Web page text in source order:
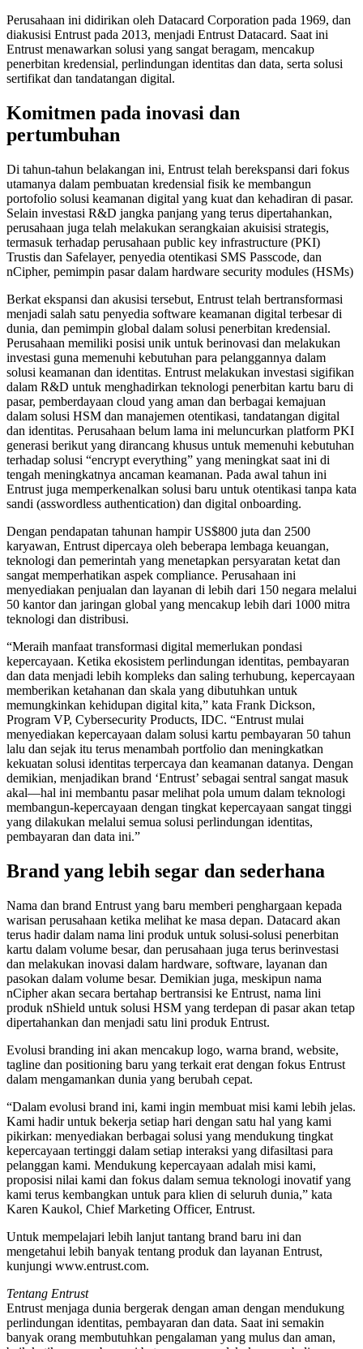
Perusahaan ini didirikan oleh Datacard Corporation pada 1969, dan
diakusisi Entrust pada 2013, menjadi Entrust Datacard. Saat ini
Entrust menawarkan solusi yang sangat beragam, mencakup
penerbitan kredensial, perlindungan identitas dan data, serta solusi
sertifikat dan tandatangan digital.
Komitmen pada inovasi dan
pertumbuhan
Di tahun-tahun belakangan ini, Entrust telah berekspansi dari fokus
utamanya dalam pembuatan kredensial fisik ke membangun
portofolio solusi keamanan digital yang kuat dan kehadiran di pasar.
Selain investasi R&D jangka panjang yang terus dipertahankan,
perusahaan juga telah melakukan serangkaian akuisisi strategis,
termasuk terhadap perusahaan public key infrastructure (PKI)
Trustis dan Safelayer, penyedia otentikasi SMS Passcode, dan
nCipher, pemimpin pasar dalam hardware security modules (HSMs)
Berkat ekspansi dan akusisi tersebut, Entrust telah bertransformasi
menjadi salah satu penyedia software keamanan digital terbesar di
dunia, dan pemimpin global dalam solusi penerbitan kredensial.
Perusahaan memiliki posisi unik untuk berinovasi dan melakukan
investasi guna memenuhi kebutuhan para pelanggannya dalam
solusi keamanan dan identitas. Entrust melakukan investasi sigifikan
dalam R&D untuk menghadirkan teknologi penerbitan kartu baru di
pasar, pemberdayaan cloud yang aman dan berbagai kemajuan
dalam solusi HSM dan manajemen otentikasi, tandatangan digital
dan identitas. Perusahaan belum lama ini meluncurkan platform PKI
generasi berikut yang dirancang khusus untuk memenuhi kebutuhan
terhadap solusi “encrypt everything” yang meningkat saat ini di
tengah meningkatnya ancaman keamanan. Pada awal tahun ini
Entrust juga memperkenalkan solusi baru untuk otentikasi tanpa kata
sandi (asswordless authentication) dan digital onboarding.
Dengan pendapatan tahunan hampir US$800 juta dan 2500
karyawan, Entrust dipercaya oleh beberapa lembaga keuangan,
teknologi dan pemerintah yang menetapkan persyaratan ketat dan
sangat memperhatikan aspek compliance. Perusahaan ini
menyediakan penjualan dan layanan di lebih dari 150 negara melalui
50 kantor dan jaringan global yang mencakup lebih dari 1000 mitra
teknologi dan distribusi.
“Meraih manfaat transformasi digital memerlukan pondasi
kepercayaan. Ketika ekosistem perlindungan identitas, pembayaran
dan data menjadi lebih kompleks dan saling terhubung, kepercayaan
memberikan ketahanan dan skala yang dibutuhkan untuk
memungkinkan kehidupan digital kita,” kata Frank Dickson,
Program VP, Cybersecurity Products, IDC. “Entrust mulai
menyediakan kepercayaan dalam solusi kartu pembayaran 50 tahun
lalu dan sejak itu terus menambah portfolio dan meningkatkan
kekuatan solusi identitas terpercaya dan keamanan datanya. Dengan
demikian, menjadikan brand ‘Entrust’ sebagai sentral sangat masuk
akal—hal ini membantu pasar melihat pola umum dalam teknologi
membangun-kepercayaan dengan tingkat kepercayaan sangat tinggi
yang dilakukan melalui semua solusi perlindungan identitas,
pembayaran dan data ini.”
Brand yang lebih segar dan sederhana
Nama dan brand Entrust yang baru memberi penghargaan kepada
warisan perusahaan ketika melihat ke masa depan. Datacard akan
terus hadir dalam nama lini produk untuk solusi-solusi penerbitan
kartu dalam volume besar, dan perusahaan juga terus berinvestasi
dan melakukan inovasi dalam hardware, software, layanan dan
pasokan dalam volume besar. Demikian juga, meskipun nama
nCipher akan secara bertahap bertransisi ke Entrust, nama lini
produk nShield untuk solusi HSM yang terdepan di pasar akan tetap
dipertahankan dan menjadi satu lini produk Entrust.
Evolusi branding ini akan mencakup logo, warna brand, website,
tagline dan positioning baru yang terkait erat dengan fokus Entrust
dalam mengamankan dunia yang berubah cepat.
“Dalam evolusi brand ini, kami ingin membuat misi kami lebih jelas.
Kami hadir untuk bekerja setiap hari dengan satu hal yang kami
pikirkan: menyediakan berbagai solusi yang mendukung tingkat
kepercayaan tertinggi dalam setiap interaksi yang difasiltasi para
pelanggan kami. Mendukung kepercayaan adalah misi kami,
proposisi nilai kami dan fokus dalam semua teknologi inovatif yang
kami terus kembangkan untuk para klien di seluruh dunia,” kata
Karen Kaukol, Chief Marketing Officer, Entrust.
Untuk mempelajari lebih lanjut tantang brand baru ini dan
mengetahui lebih banyak tentang produk dan layanan Entrust,
kunjungi www.entrust.com.
Tentang Entrust
Entrust menjaga dunia bergerak dengan aman dengan mendukung
perlindungan identitas, pembayaran dan data. Saat ini semakin
banyak orang membutuhkan pengalaman yang mulus dan aman,